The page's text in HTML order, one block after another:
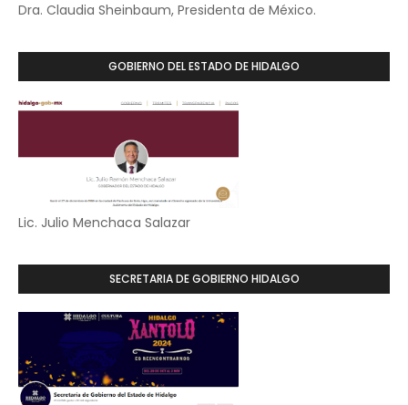
Dra. Claudia Sheinbaum, Presidenta de México.
GOBIERNO DEL ESTADO DE HIDALGO
Lic. Julio Menchaca Salazar
SECRETARIA DE GOBIERNO HIDALGO